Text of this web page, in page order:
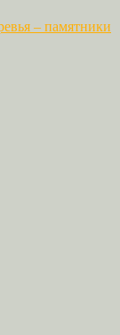
– памятники